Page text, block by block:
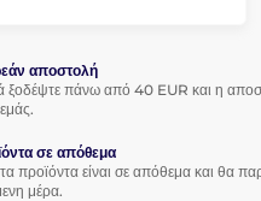
με άλλα προστατευτικά γυαλιά,
γυαλιού για Huawei P30
υλικό, εξασφαλίζοντας
σε όλη την επιφάνεια
αποστολή
ξοδέψτε πάνω από 40 EUR και η
σε απόθεμα
προϊόντα είναι σε απόθεμα και θα
μέρα.